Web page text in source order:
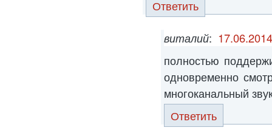
Ответить
виталий:
полностью
одновременно
многоканальный
Ответить